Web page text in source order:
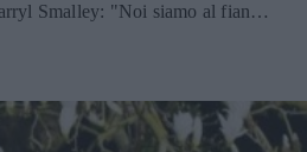
Smalley: "Noi siamo al fianco